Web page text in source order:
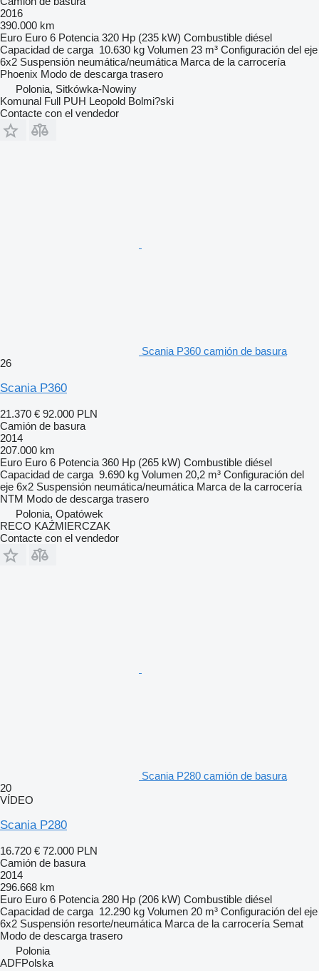
2016
390.000 km
Euro Euro 6 Potencia 320 Hp (235 kW) Combustible diésel
Capacidad de carga 10.630 kg Volumen 23 m³ Configuración del eje
6x2 Suspensión neumática/neumática Marca de la carrocería
Phoenix Modo de descarga trasero
Polonia, Sitkówka-Nowiny
Komunal Full PUH Leopold Bolmi?ski
Contacte con el vendedor
Scania P360 camión de basura
26
Scania P360
21.370 € 92.000 PLN
Camión de basura
2014
207.000 km
Euro Euro 6 Potencia 360 Hp (265 kW) Combustible diésel
Capacidad de carga 9.690 kg Volumen 20,2 m³ Configuración del
eje 6x2 Suspensión neumática/neumática Marca de la carrocería
NTM Modo de descarga trasero
Polonia, Opatówek
RECO KAŹMIERCZAK
Contacte con el vendedor
Scania P280 camión de basura
20
VÍDEO
Scania P280
16.720 € 72.000 PLN
Camión de basura
2014
296.668 km
Euro Euro 6 Potencia 280 Hp (206 kW) Combustible diésel
Capacidad de carga 12.290 kg Volumen 20 m³ Configuración del eje
6x2 Suspensión resorte/neumática Marca de la carrocería Semat
Modo de descarga trasero
Polonia
ADFPolska